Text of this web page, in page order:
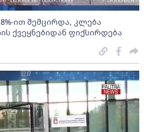
ით შემცირდა, კლება
ქვეყნებიდან ფიქსირდება